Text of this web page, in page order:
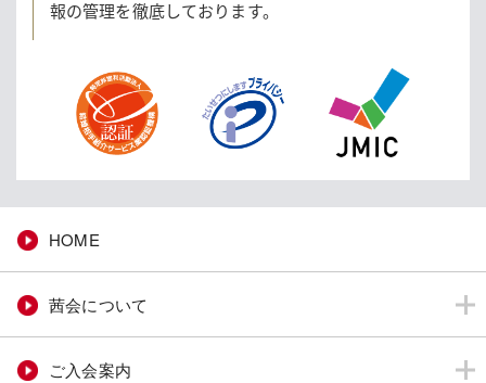
報の管理を徹底しております。
HOME
茜会について
ご入会案内